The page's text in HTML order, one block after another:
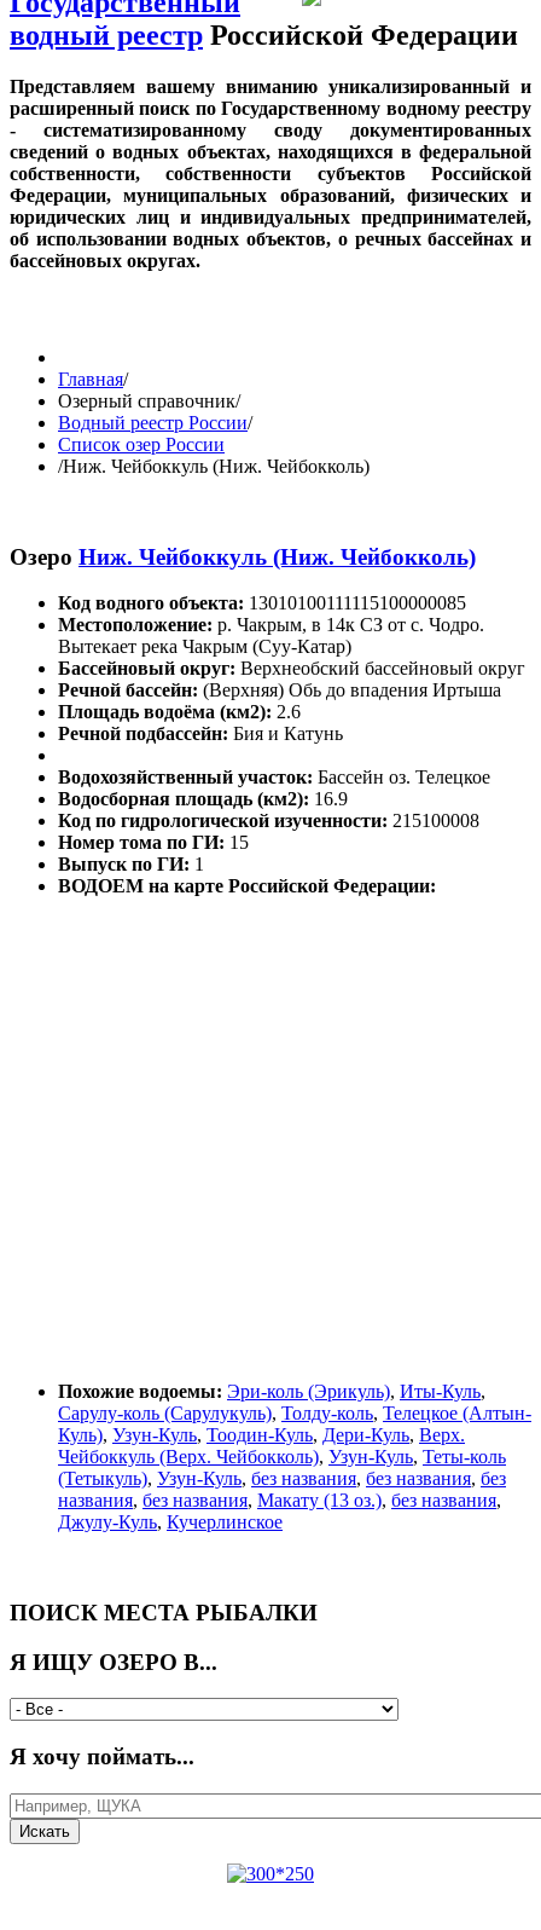
водный реестр Российской Федерации
Представляем вашему вниманию уникализированный и
расширенный поиск по Государственному водному реестру
- систематизированному своду документированных
сведений о водных объектах, находящихся в федеральной
собственности, собственности субъектов Российской
Федерации, муниципальных образований, физических и
юридических лиц и индивидуальных предпринимателей,
об использовании водных объектов, о речных бассейнах и
бассейновых округах.
Главная/
Озерный справочник/
Водный реестр России/
Список озер России
/Ниж. Чейбоккуль (Ниж. Чейбокколь)
Озеро Ниж. Чейбоккуль (Ниж. Чейбокколь)
Код водного объекта: 13010100111115100000085
Местоположение: р. Чакрым, в 14к СЗ от с. Чодро.
Вытекает река Чакрым (Суу-Катар)
Бассейновый округ: Верхнеобский бассейновый округ
Речной бассейн: (Верхняя) Обь до впадения Иртыша
Площадь водоёма (км2): 2.6
Речной подбассейн: Бия и Катунь
Водохозяйственный участок: Бассейн оз. Телецкое
Водосборная площадь (км2): 16.9
Код по гидрологической изученности: 215100008
Номер тома по ГИ: 15
Выпуск по ГИ: 1
ВОДОЕМ на карте Российской Федерации:
Похожие водоемы: Эри-коль (Эрикуль), Иты-Куль,
Сарулу-коль (Сарулукуль), Толду-коль, Телецкое (Алтын-
Куль), Узун-Куль, Тоодин-Куль, Дери-Куль, Верх.
Чейбоккуль (Верх. Чейбокколь), Узун-Куль, Теты-коль
(Тетыкуль), Узун-Куль, без названия, без названия, без
названия, без названия, Макату (13 оз.), без названия,
Джулу-Куль, Кучерлинское
ПОИСК МЕСТА РЫБАЛКИ
Я ИЩУ ОЗЕРО В...
Я хочу поймать...